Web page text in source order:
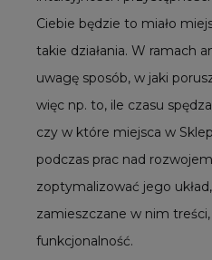
Ciebie będzie to miało
takie działania. W ramach
uwagę sposób, w jaki
więc np. to, ile czasu
czy w które miejsca w
podczas prac nad
zoptymalizować jego
zamieszczane w nim
funkcjonalność.